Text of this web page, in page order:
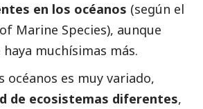
en los océanos (según el
Marine Species), aunque
muchísimas más.
océanos es muy variado,
de ecosistemas diferentes,